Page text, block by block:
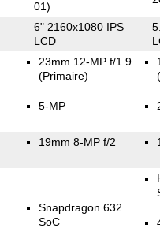
01)
6" 2160x1080 IPS
LCD
23mm 12-MP f/1.9
(Primaire)
5-MP
19mm 8-MP f/2
Snapdragon 632
SoC